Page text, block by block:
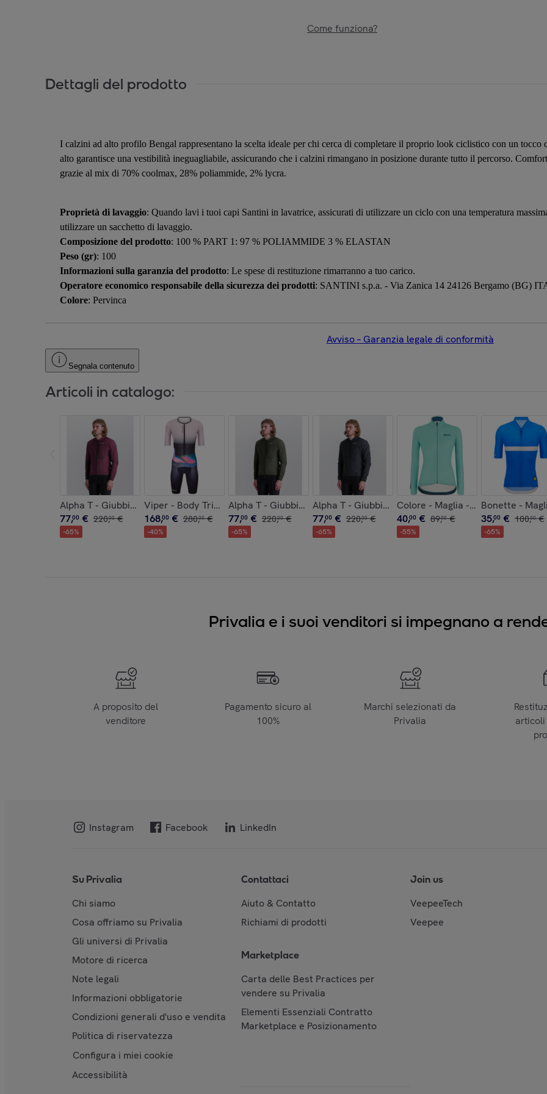
Come funziona?
Dettagli del prodotto
I calzini ad alto profilo Bengal rappresentano la scelta ideale per chi cerca di completare il proprio look ciclistico con un
alto garantisce una vestibilità ineguagliabile, assicurando che i calzini rimangano in posizione durante tutto il percorso.
grazie al mix di 70% coolmax, 28% poliammide, 2% lycra.
Proprietà di lavaggio: Quando lavi i tuoi capi Santini in lavatrice, assicurati di utilizzare un ciclo con una temperatura
utilizzare un sacchetto di lavaggio.
Composizione del prodotto: 100 % PART 1: 97 % POLIAMMIDE 3 % ELASTAN
Peso (gr): 100
Informazioni sulla garanzia del prodotto: Le spese di restituzione rimarranno a tuo carico.
Operatore economico responsabile della sicurezza dei prodotti: SANTINI s.p.a. - Via Zanica 14 24126 Bergamo (BG)
Colore: Pervinca
Avviso – Garanzia legale di conformità
Segnala contenuto
Articoli in catalogo:
Alpha T - Giubbino Antivento - Borgogna - Uomo
77,00 € 220,00 €
-65%
Viper - Body Triathlon Uomo - Nero - Uomo
168,00 € 280,00 €
-40%
Alpha T - Giubbino Antivento - Verde Militare - Uomo
77,00 € 220,00 €
-65%
Alpha T - Giubbino Antivento - Nero - Uomo
77,00 € 220,00 €
-65%
Colore - Maglia - Acqua - Donna
40,00 € 89,00 €
-55%
Bonette -
35,00 € 100,00 €
-65%
Privalia e i suoi venditori si impegnano a
A proposito del
venditore
Pagamento sicuro al
100%
Marchi selezionati da
Privalia
articoli
Instagram Facebook LinkedIn
Su Privalia
Chi siamo
Cosa offriamo su Privalia
Gli universi di Privalia
Motore di ricerca
Note legali
Informazioni obbligatorie
Condizioni generali d'uso e vendita
Politica di riservatezza
Configura i miei cookie
Accessibilità
Contattaci
Aiuto & Contatto
Richiami di prodotti
Marketplace
Carta delle Best Practices per
vendere su Privalia
Elementi Essenziali Contratto
Marketplace e Posizionamento
Join us
VeepeeTech
Veepee